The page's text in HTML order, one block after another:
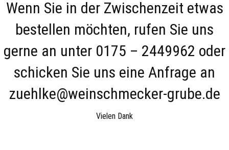
Wenn Sie in der Zwischenzeit etwas
bestellen möchten, rufen Sie uns
gerne an unter 0175 – 2449962 oder
schicken Sie uns eine Anfrage an
zuehlke@weinschmecker-grube.de
Vielen Dank